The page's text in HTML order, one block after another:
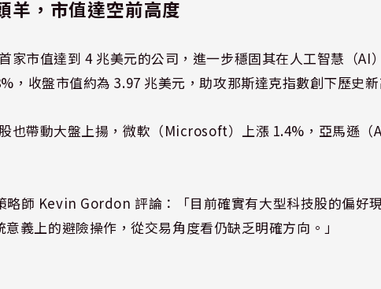
羊，市值達空前高度
家市值達到 4 兆美元的公司，進一步穩固其在人工智慧（AI
，收盤市值約為 3.97 兆美元，助攻那斯達克指數創下歷史新
也帶動大盤上揚，微軟（Microsoft）上漲 1.4%，亞馬遜（
師 Kevin Gordon 評論：「目前確實有大型科技股的偏好
義上的避險操作，從交易角度看仍缺乏明確方向。」